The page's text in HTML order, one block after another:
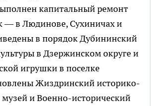
капитальный ремонт
— в Людинове, Сухиничах и
в порядок Дубининский
в Дзержинском округе и
игрушки в поселке
Жиздринский историко-
музей и Военно-исторический